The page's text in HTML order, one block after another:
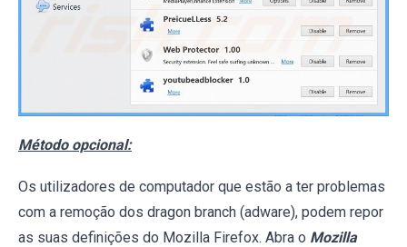
Método opcional:
Os utilizadores de computador que estão a ter problemas
com a remoção dos dragon branch (adware), podem repor
as suas definições do Mozilla Firefox. Abra o Mozilla